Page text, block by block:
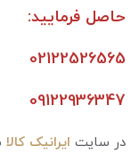
حاصل فرمایید:
02122526565
09122936347
در سایت ایرانیک کالا